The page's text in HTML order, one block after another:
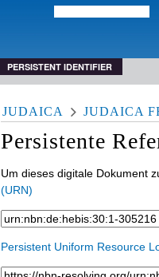
PERSISTENT IDENTIFIER
JUDAICA JUDAICA
Persistente
Um dieses digitale Dokument
(URN)
Persistent Uniform Resource